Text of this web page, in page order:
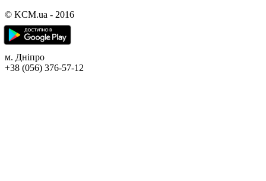
© KCM.ua - 2016
м. Дніпро
+38 (056) 376-57-12